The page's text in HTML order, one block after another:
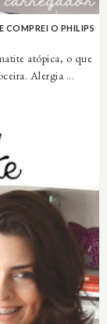
COMPREI O PHILIPS
atópica, o que
Alergia ...